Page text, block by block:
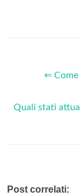
⇐ Come
Quali stati
Post correlati: